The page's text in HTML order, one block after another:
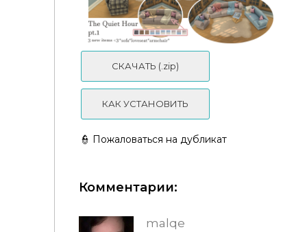
*¨༺ ♱✮♱ ༻¨*:·The Clutter Cat - Holy Base🦌*°⋆❆.⛸️
СКАЧАТЬ (.zip)
КАК УСТАНОВИТЬ
👮 Пожаловаться на дубликат
Комментарии:
malqe